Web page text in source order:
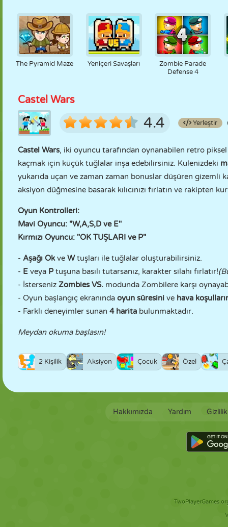
The Pyramid Maze Yeniçeri Savaşları
Zombie Parade
Defense 4
Castel Wars
4.4 Yerleştir
Castel Wars, iki oyuncu tarafından oynanabilen retro
kaçmak için küçük tuğlalar inşa edebilirsiniz. Kulenizdeki
yukarıda uçan ve zaman zaman bonuslar düşüren gizemli
aksiyon düğmesine basarak kılıcınızı fırlatın ve rakipten
Oyun Kontrolleri:
Mavi Oyuncu: "W,A,S,D ve E"
Kırmızı Oyuncu: "OK TUŞLARI ve P"
- Aşağı Okve Wtuşları ile tuğlalar oluşturabilirsiniz.
- E veya Ptuşuna basılı tutarsanız, karakter silahı fırlatır!
- İsterseniz Zombies VS. modunda Zombilere karşı
- Oyun başlangıç ekranında oyun süresini ve hava
- Farklı deneyimler sunan 4 harita bulunmaktadır.
Meydan okuma başlasın!
2 Kişilik Aksiyon Çocuk Özel
Hakkımızda Yardım